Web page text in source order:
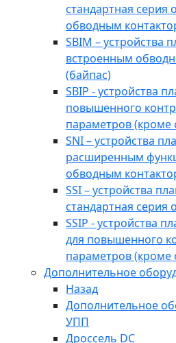
стандартная
обводным
SBIM – устройства
встроенным
(байпас)
SBIP - устройства
повышенного
параметров (кроме
SNI – устройства
расширенным
обводным
SSI – устройства
стандартная
SSIP - устройства
для повышенного
параметров (кроме
Дополнительное
Назад
Дополнительное
УПП
Дроссель DC